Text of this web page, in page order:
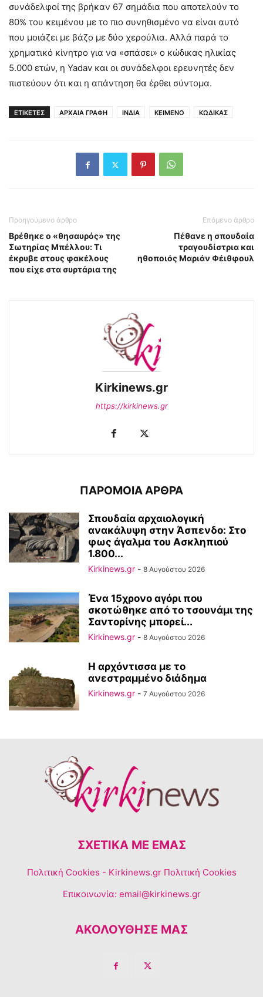
συνάδελφοί της βρήκαν 67 σημάδια που αποτελούν το
80% του κειμένου με το πιο συνηθισμένο να είναι αυτό
που μοιάζει με βάζο με δύο χερούλια. Αλλά παρά το
χρηματικό κίνητρο για να «σπάσει» ο κώδικας ηλικίας
5.000 ετών, η Yadav και οι συνάδελφοι ερευνητές δεν
πιστεύουν ότι και η απάντηση θα έρθει σύντομα.
ΕΤΙΚΕΤΕΣ ΑΡΧΑΙΑ ΓΡΑΦΗ ΙΝΔΙΑ ΚΕΙΜΕΝΟ ΚΩΔΙΚΑΣ
Προηγούμενο άρθρο
Βρέθηκε ο «θησαυρός» της
Σωτηρίας Μπέλλου: Τι
έκρυβε στους φακέλους
που είχε στα συρτάρια της
Επόμενο άρθρο
Πέθανε η σπουδαία
τραγουδίστρια και
ηθοποιός Μαριάν Φέιθφουλ
Kirkinews.gr
https://kirkinews.gr
ΠΑΡΟΜΟΙΑ ΑΡΘΡΑ
Σπουδαία αρχαιολογική
ανακάλυψη στην Άσπενδο: Στο
φως άγαλμα του Ασκληπιού
1.800...
Kirkinews.gr - 8 Αυγούστου 2026
Ένα 15χρονο αγόρι που
σκοτώθηκε από το τσουνάμι της
Σαντορίνης μπορεί...
Kirkinews.gr - 8 Αυγούστου 2026
Η αρχόντισσα με το
ανεστραμμένο διάδημα
Kirkinews.gr - 7 Αυγούστου 2026
ΣΧΕΤΙΚΆ ΜΕ ΕΜΆΣ
Πολιτική Cookies - Kirkinews.gr Πολιτική Cookies
Επικοινωνία: email@kirkinews.gr
ΑΚΟΛΟΥΘΗΣΕ ΜΑΣ